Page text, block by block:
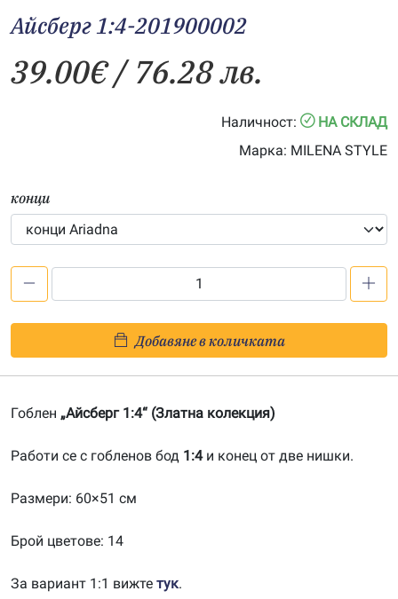
Айсберг 1:4-201900002
39.00€/ 76.28 лв.
Наличност:
НА СКЛАД
Марка: MILENA STYLE
конци
1:4-
201900002
Добавяне в количката
Гоблен „Айсберг 1:4“ (Златна колекция)
Работи се с гобленов бод 1:4и конец от две нишки.
Размери: 60×51 см
Брой цветове: 14
За вариант 1:1 вижте тук.